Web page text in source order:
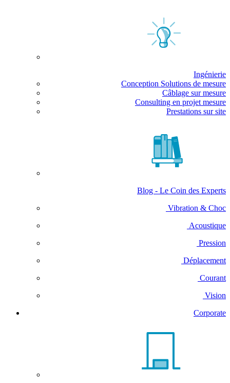
Ingénierie
Conception Solutions de mesure
Câblage sur mesure
Consulting en projet mesure
Prestations sur site
Blog - Le Coin des Experts
Vibration & Choc
Acoustique
Pression
Déplacement
Courant
Vision
Corporate